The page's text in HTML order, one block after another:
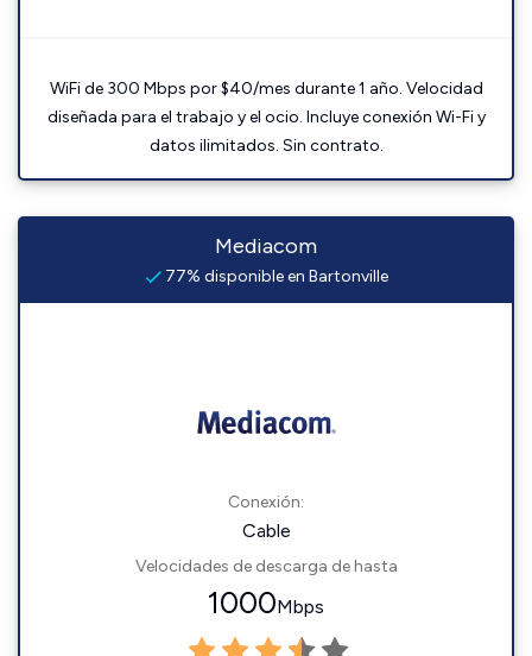
WiFi de 300 Mbps por $40/mes durante 1 año. Velocidad
diseñada para el trabajo y el ocio. Incluye conexión Wi-Fi y
datos ilimitados. Sin contrato.
Mediacom
77% disponible en Bartonville
Conexión:
Cable
Velocidades de descarga de hasta
1000Mbps